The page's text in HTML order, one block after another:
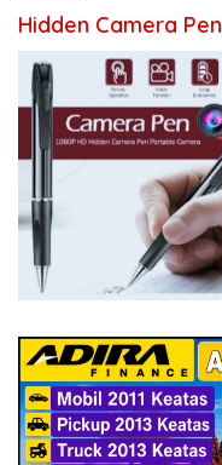
Hidden Camera Pen